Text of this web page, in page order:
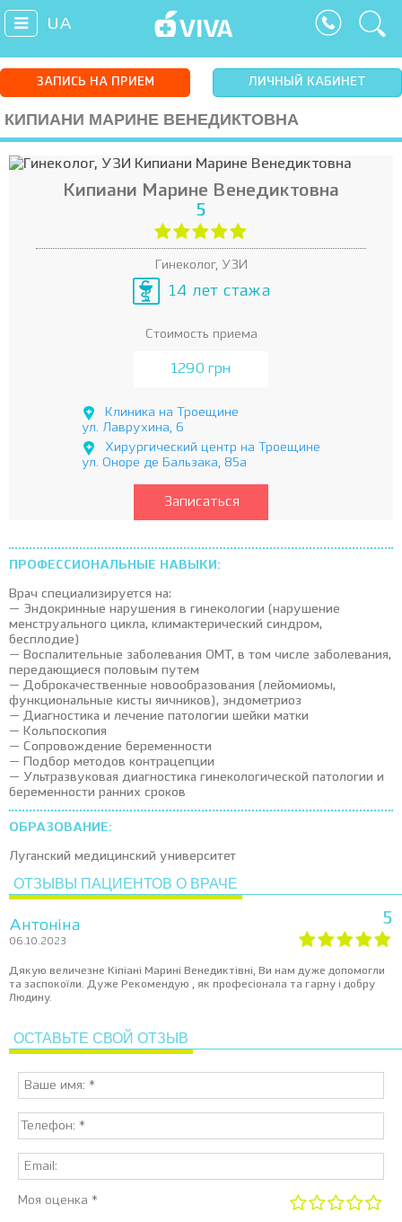
UA
ЗАПИСЬ НА ПРИЕМ ЛИЧНЫЙ КАБИНЕТ
КИПИАНИ МАРИНЕ ВЕНЕДИКТОВНА
Кипиани Марине Венедиктовна
5
Гинеколог, УЗИ
14 лет стажа
Стоимость приема
1290 грн
Клиника на Троещине
ул. Лаврухина, 6
Хирургический центр на Троещине
ул. Оноре де Бальзака, 85а
Записаться
ПРОФЕССИОНАЛЬНЫЕ НАВЫКИ:
Врач специализируется на:
— Эндокринные нарушения в гинекологии (нарушение
менструального цикла, климактерический синдром,
бесплодие)
— Воспалительные заболевания ОМТ, в том числе заболевания,
передающиеся половым путем
— Доброкачественные новообразования (лейомиомы,
функциональные кисты яичников), эндометриоз
— Диагностика и лечение патологии шейки матки
— Кольпоскопия
— Сопровождение беременности
— Подбор методов контрацепции
— Ультразвуковая диагностика гинекологической патологии и
беременности ранних сроков
ОБРАЗОВАНИЕ:
Луганский медицинский университет
ОТЗЫВЫ ПАЦИЕНТОВ О ВРАЧЕ
Антоніна
06.10.2023
5
Дякую величезне Кіпіані Марині Венедиктівні, Ви нам дуже допомогли
та заспокоїли. Дуже Рекомендую , як професіонала та гарну і добру
Людину.
ОСТАВЬТЕ СВОЙ ОТЗЫВ
Моя оценка *